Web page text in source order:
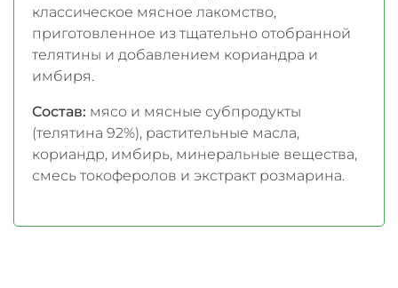
классическое мясное лакомство,
приготовленное из тщательно отобранной
телятины и добавлением кориандра и
имбиря.
Состав: мясо и мясные субпродукты
(телятина 92%), растительные масла,
кориандр, имбирь, минеральные вещества,
смесь токоферолов и экстракт розмарина.